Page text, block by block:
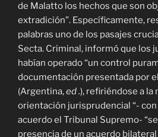
de Malatto los hechos que son
extradición”. Específicamente,
palabras uno de los pasajes
Secta. Criminal, informó que los
habían operado “un control
documentación presentada por
(Argentina,ed .), refiriéndose a la
orientación jurisprudencial “-
acuerdo el Tribunal Supremo-
presencia de un acuerdo